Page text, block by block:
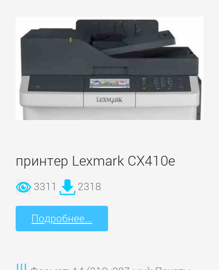
принтер Lexmark CX410e
3311 2318
Подробнее...